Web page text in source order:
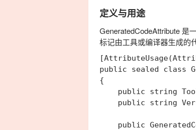
定义与用途
GeneratedCodeAttribute是
标记由工具或编译器生成的
public sealed class
{
public string
public string
public